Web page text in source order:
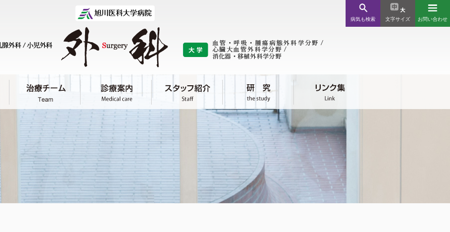
病気も検索 文字サイズ お問い合わせ
教授 横尾 英樹
（教室の歴史）
血管・呼吸・腫瘍
病態外科学分野
心臓大血管外科学
分野
肝胆膵・移植外科
消化管外科学分野
呼吸器外科 乳腺外科 小児外科 肝胆膵・移植外科 消化管外科
再診の手続き 予約について 入院について
呼吸器外科 乳腺外科 小児外科 肝胆膵・移植外科 消化管外科
研究
基礎研究 / 臨床研究 / 研究業績 論文
最先端医療
血管外科/心臓外科 乳腺外科 /
小児外科
肝胆膵・移植外科/
消化管外科
リンク集
医療機関様
旭川近郊 / 北海道・全国
学会関係